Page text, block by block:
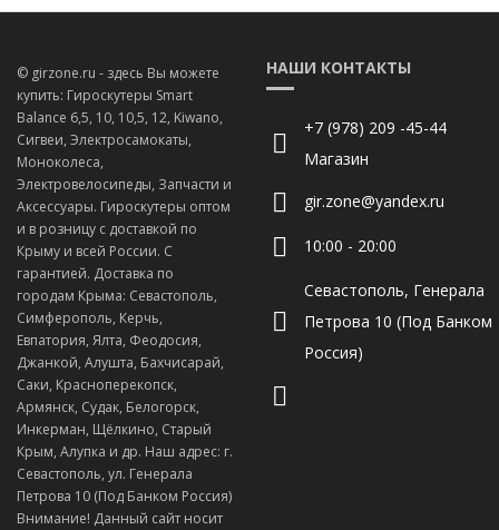
© girzone.ru - здесь Вы можете
купить: Гироскутеры Smart
Balance 6,5, 10, 10,5, 12, Kiwano,
Сигвеи, Электросамокаты,
Моноколеса,
Электровелосипеды, Запчасти и
Аксессуары. Гироскутеры оптом
и в розницу с доставкой по
Крыму и всей России. С
гарантией. Доставка по
городам Крыма: Севастополь,
Симферополь, Керчь,
Евпатория, Ялта, Феодосия,
Джанкой, Алушта, Бахчисарай,
Саки, Красноперекопск,
Армянск, Судак, Белогорск,
Инкерман, Щёлкино, Старый
Крым, Алупка и др. Наш адрес: г.
Севастополь, ул. Генерала
Петрова 10 (Под Банком Россия)
Внимание! Данный сайт носит
НАШИ КОНТАКТЫ
+7 (978) 209 -45-44
Магазин
gir.zone@yandex.ru
10:00 - 20:00
Севастополь, Генерала
Петрова 10 (Под Банком
Россия)